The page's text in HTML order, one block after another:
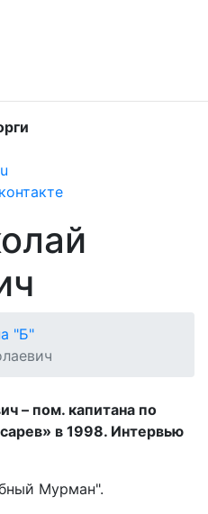
"Б"
– пом. капитана по
в 1998. Интервью
Мурман".